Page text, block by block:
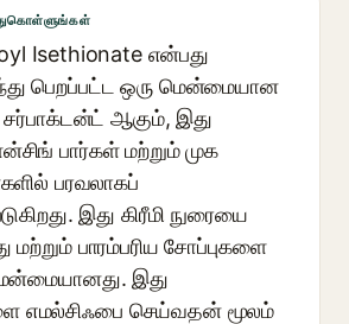
Isethionate என்பது
பெறப்பட்ட ஒரு மென்மையான
ஆகும், இது
பார்கள் மற்றும் முக
பரவலாகப்
இது கிரீமி நுரையை
மற்றும் பாரம்பரிய சோப்புகளை
இது
செய்வதன் மூலம்